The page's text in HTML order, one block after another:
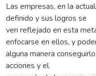
Las empresas, en la
definido y sus logros se
ven reflejado en esta
enfocarse en ellos, y
alguna manera
acciones y el